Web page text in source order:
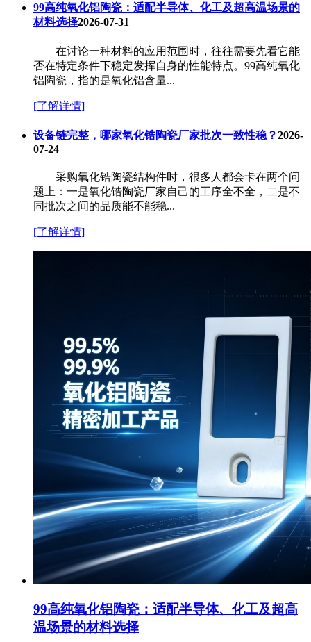
99高纯氧化铝陶瓷：适配半导体、化工及超高温场景的
材料选择2026-07-31
在讨论一种材料的应用范围时，往往需要先看它能
否在特定条件下稳定发挥自身的性能特点。99高纯氧化
铝陶瓷，指的是氧化铝含量...
[了解详情]
设备链完整，哪家氧化锆陶瓷厂家批次一致性稳？2026-
07-24
采购氧化锆陶瓷结构件时，很多人都会卡在两个问
题上：一是氧化锆陶瓷厂家自己的工序全不全，二是不
同批次之间的品质能不能稳...
[了解详情]
99高纯氧化铝陶瓷：适配半导体、化工及超高
温场景的材料选择